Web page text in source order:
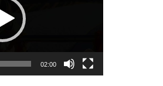
02:00